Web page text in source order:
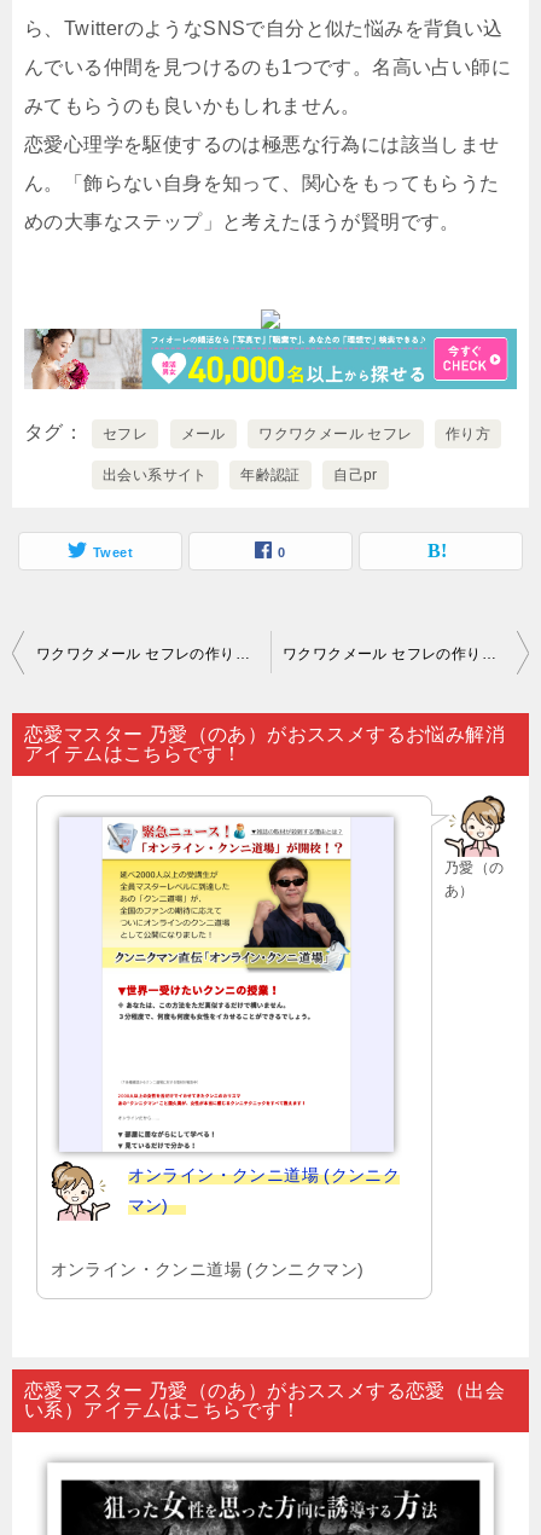
ら、TwitterのようなSNSで自分と似た悩みを背負い込
んでいる仲間を見つけるのも1つです。名高い占い師に
みてもらうのも良いかもしれません。
恋愛心理学を駆使するのは極悪な行為には該当しませ
ん。「飾らない自身を知って、関心をもってもらうた
めの大事なステップ」と考えたほうが賢明です。
タグ セフレ メール ワクワクメール セフレ 作り方
出会い系サイト 年齢認証 自己pr
Tweet 0
投
ナ
ビ
ワクワクメール セフレの作り方 自己pr｜「どうにも恋愛が思い通りに進まない」と悩んでいる方は…。 ワクワクメール セフレの作り方 自己pr｜不特定多数の人と関われるSNSも活用次第では出会い系サービスの類と言っても差し支えないでしょう…。
恋愛マスター 乃愛（のあ）がおススメするお悩み解消
アイテムはこちらです！
乃愛（の
あ）
オンライン・クンニ道場 (クンニク
マン)
オンライン・クンニ道場 (クンニクマン)
恋愛マスター 乃愛（のあ）がおススメする恋愛（出会
い系）アイテムはこちらです！